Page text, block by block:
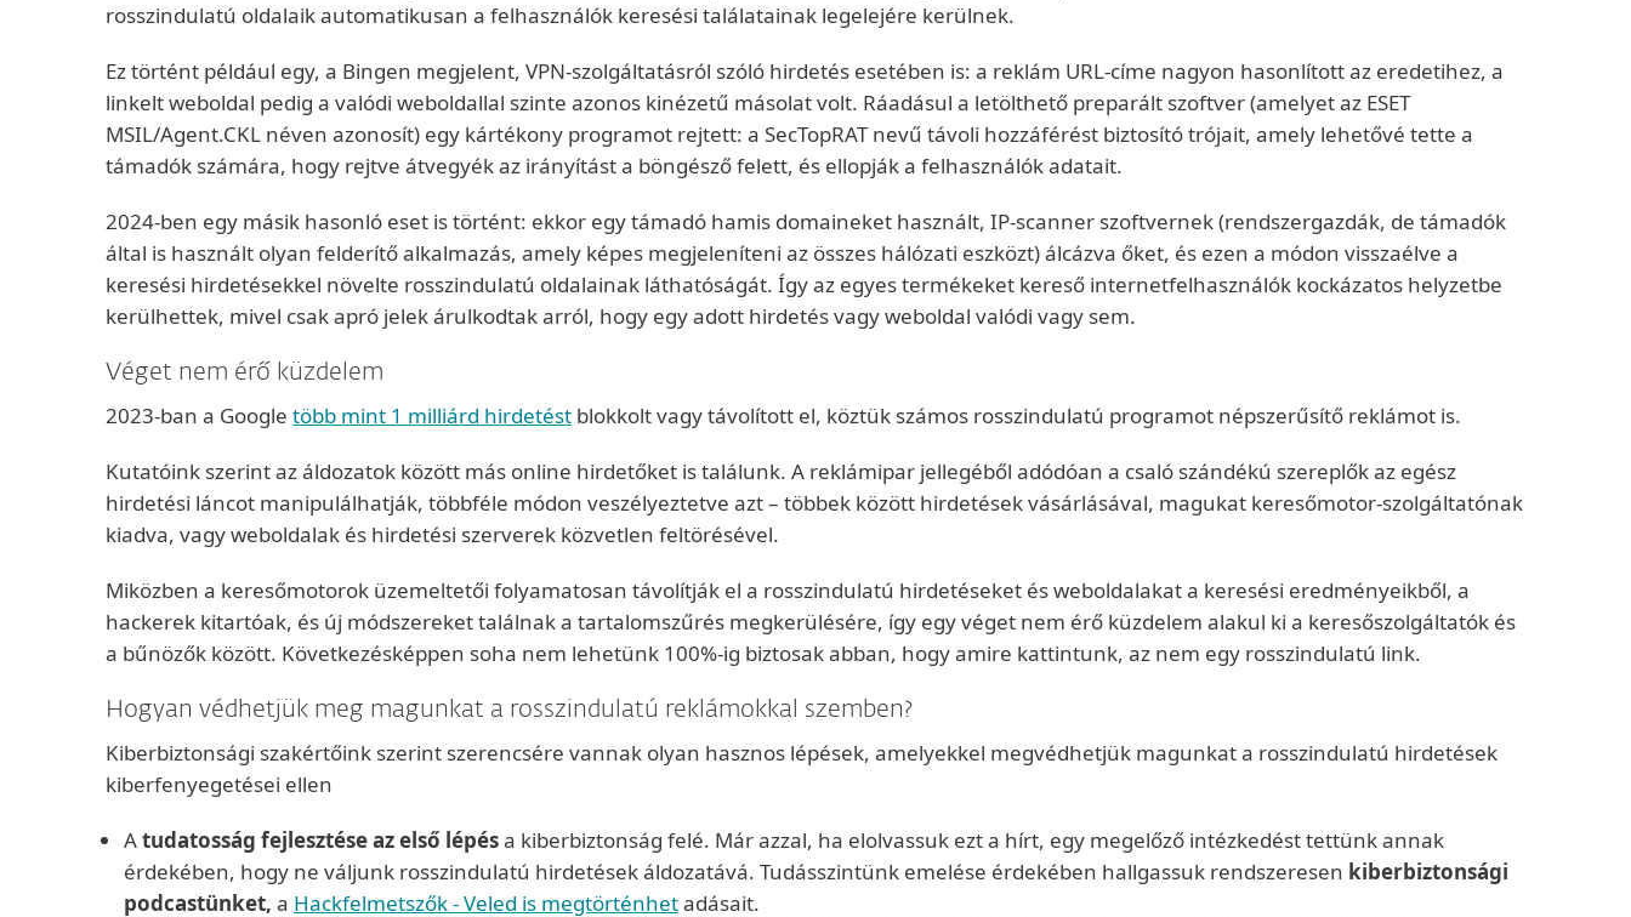
rosszindulatú oldalaik automatikusan a felhasználók keresési találatainak legelejére kerülnek.
Ez történt például egy, a Bingen megjelent, VPN-szolgáltatásról szóló hirdetés esetében is: a reklám URL-címe nagyon hasonlított az eredetihez, a
linkelt weboldal pedig a valódi weboldallal szinte azonos kinézetű másolat volt. Ráadásul a letölthető preparált szoftver (amelyet az ESET
MSIL/Agent.CKL néven azonosít) egy kártékony programot rejtett: a SecTopRAT nevű távoli hozzáférést biztosító trójait, amely lehetővé tette a
támadók számára, hogy rejtve átvegyék az irányítást a böngésző felett, és ellopják a felhasználók adatait.
2024-ben egy másik hasonló eset is történt: ekkor egy támadó hamis domaineket használt, IP-scanner szoftvernek (rendszergazdák, de támadók
által is használt olyan felderítő alkalmazás, amely képes megjeleníteni az összes hálózati eszközt) álcázva őket, és ezen a módon visszaélve a
keresési hirdetésekkel növelte rosszindulatú oldalainak láthatóságát. Így az egyes termékeket kereső internetfelhasználók kockázatos helyzetbe
kerülhettek, mivel csak apró jelek árulkodtak arról, hogy egy adott hirdetés vagy weboldal valódi vagy sem.
Véget nem érő küzdelem
2023-ban a Google több mint 1 milliárd hirdetést blokkolt vagy távolított el, köztük számos rosszindulatú programot népszerűsítő reklámot is.
Kutatóink szerint az áldozatok között más online hirdetőket is találunk. A reklámipar jellegéből adódóan a csaló szándékú szereplők az egész
hirdetési láncot manipulálhatják, többféle módon veszélyeztetve azt – többek között hirdetések vásárlásával, magukat keresőmotor-szolgáltatónak
kiadva, vagy weboldalak és hirdetési szerverek közvetlen feltörésével.
Miközben a keresőmotorok üzemeltetői folyamatosan távolítják el a rosszindulatú hirdetéseket és weboldalakat a keresési eredményeikből, a
hackerek kitartóak, és új módszereket találnak a tartalomszűrés megkerülésére, így egy véget nem érő küzdelem alakul ki a keresőszolgáltatók és
a bűnözők között. Következésképpen soha nem lehetünk 100%-ig biztosak abban, hogy amire kattintunk, az nem egy rosszindulatú link.
Hogyan védhetjük meg magunkat a rosszindulatú reklámokkal szemben?
Kiberbiztonsági szakértőink szerint szerencsére vannak olyan hasznos lépések, amelyekkel megvédhetjük magunkat a rosszindulatú hirdetések
kiberfenyegetései ellen
Atudatosság fejlesztése az első lépésa kiberbiztonság felé. Már azzal, ha elolvassuk ezt a hírt, egy megelőző intézkedést tettünk annak
érdekében, hogy ne váljunk rosszindulatú hirdetések áldozatává. Tudásszintünk emelése érdekében hallgassuk rendszeresen kiberbiztonsági
podcastünket, a Hackfelmetszők - Veled is megtörténhetadásait.